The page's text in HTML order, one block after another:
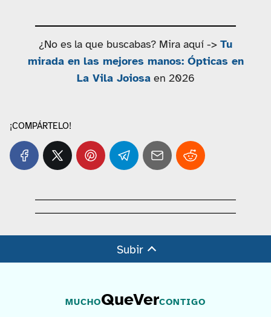
¿No es la que buscabas? Mira aquí -> Tu
mirada en las mejores manos: Ópticas en
La Vila Joiosaen 2026
¡COMPÁRTELO!
Subir
MUCHOQueVerCONTIGO